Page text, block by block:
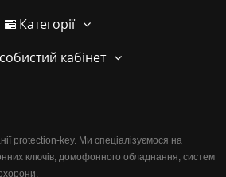
Категорії
кабінет
protection-key. Ми спеціалізуємося на
ключів, домофонного обладнання, систем